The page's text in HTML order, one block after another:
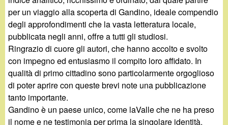
per un viaggio alla scoperta di Gandino, ideale compendio
degli approfondimenti che la vasta letteratura locale,
pubblicata negli anni, offre a tutti gli studiosi.
Ringrazio di cuore gli autori, che hanno accolto e svolto
con impegno ed entusiasmo il compito loro affidato. In
qualità di primo cittadino sono particolarmente orgoglioso
di poter aprire con queste brevi note una pubblicazione
tanto importante.
Gandino è un paese unico, come laValle che ne ha preso
il nome e ne testimonia per prima la singolare identità.